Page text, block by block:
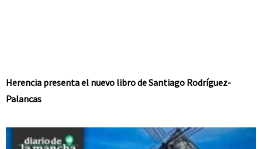
Herencia presenta el nuevo libro de Santiago Rodríguez-
Palancas